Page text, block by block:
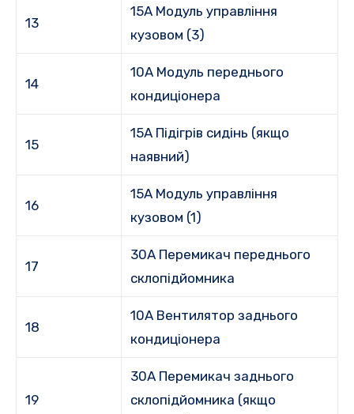
13
15A Модуль управління
кузовом (3)
14
10A Модуль переднього
кондиціонера
15
15A Підігрів сидінь (якщо
наявний)
16
15A Модуль управління
кузовом (1)
17
30A Перемикач переднього
склопідйомника
18
10A Вентилятор заднього
кондиціонера
19
30A Перемикач заднього
склопідйомника (якщо